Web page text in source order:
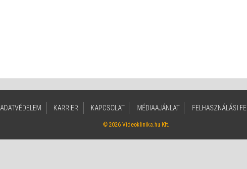
ADATVÉDELEM KARRIER KAPCSOLAT MÉDIAAJÁNLAT FELHASZNÁLÁSI
© 2026 Videoklinika.hu Kft.